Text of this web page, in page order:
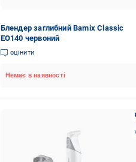
Блендер заглибний Bamix Classic
EO140 червоний
оцінити
Немає в наявності